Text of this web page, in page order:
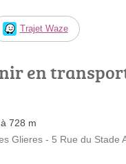
Trajet Waze
en
728 m
Glieres - 5 Rue du Stade